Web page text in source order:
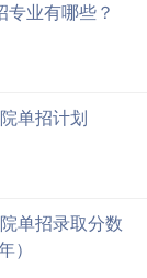
专业有哪些？
单招计划
单招录取分数
）